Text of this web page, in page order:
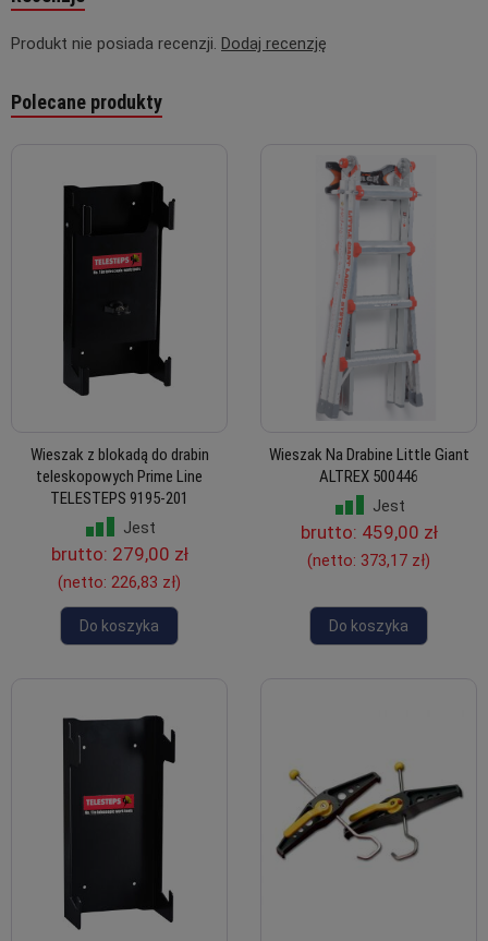
Produkt nie posiada recenzji. Dodaj recenzję
Polecane produkty
Wieszak z blokadą do drabin
teleskopowych Prime Line
TELESTEPS 9195-201
Jest
brutto: 279,00 zł
(netto: 226,83 zł)
Do koszyka
Wieszak Na Drabine Little Giant
ALTREX 500446
Jest
brutto: 459,00 zł
(netto: 373,17 zł)
Do koszyka